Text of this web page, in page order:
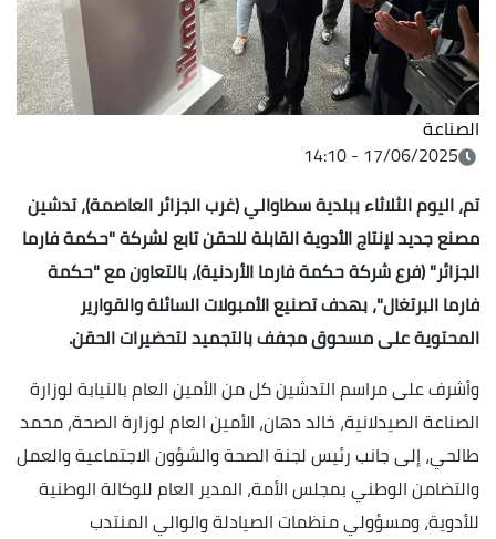
الصناعة
17/06/2025 - 14:10
تم، اليوم الثلاثاء ببلدية سطاوالي (غرب الجزائر العاصمة)، تدشين
مصنع جديد لإنتاج الأدوية القابلة للحقن تابع لشركة "حكمة فارما
الجزائر" (فرع شركة حكمة فارما الأردنية)، بالتعاون مع "حكمة
فارما البرتغال"، بهدف تصنيع الأمبولات السائلة والقوارير
المحتوية على مسحوق مجفف بالتجميد لتحضيرات الحقن.
وأشرف على مراسم التدشين كل من الأمين العام بالنيابة لوزارة
الصناعة الصيدلانية، خالد دهان، الأمين العام لوزارة الصحة، محمد
طالحي، إلى جانب رئيس لجنة الصحة والشؤون الاجتماعية والعمل
والتضامن الوطني بمجلس الأمة، المدير العام للوكالة الوطنية
للأدوية، ومسؤولي منظمات الصيادلة والوالي المنتدب